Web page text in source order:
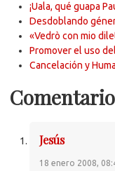
¡Uala, qué guapa
Desdoblando
«Vedrò con mio
Promover el uso
Cancelación y
Jesús
18 enero 2008,